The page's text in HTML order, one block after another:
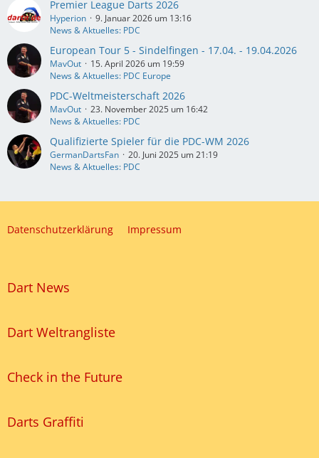
Premier League Darts 2026
Hyperion
9. Januar 2026 um 13:16
News & Aktuelles: PDC
European Tour 5 - Sindelfingen - 17.04. - 19.04.2026
MavOut
15. April 2026 um 19:59
News & Aktuelles: PDC Europe
PDC-Weltmeisterschaft 2026
MavOut
23. November 2025 um 16:42
News & Aktuelles: PDC
Qualifizierte Spieler für die PDC-WM 2026
GermanDartsFan
20. Juni 2025 um 21:19
News & Aktuelles: PDC
Datenschutzerklärung Impressum
Dart News
Dart Weltrangliste
Check in the Future
Darts Graffiti